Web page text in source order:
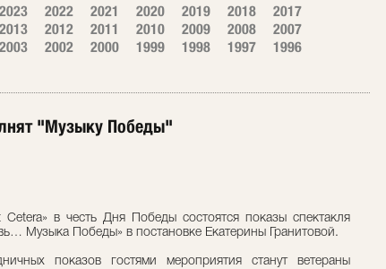
2023 2022 2021 2020 2019 2018
2017
2013 2012 2011 2010 2009 2008
2007
2003 2002 2000 1999 1998 1997
1996
"Музыку Победы"
в честь Дня Победы состоятся показы спектакля
Музыка Победы» в постановке Екатерины Гранитовой.
показов гостями мероприятия станут ветераны